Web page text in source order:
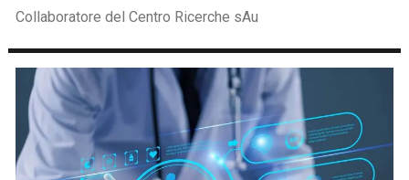
Collaboratore del Centro Ricerche sAu